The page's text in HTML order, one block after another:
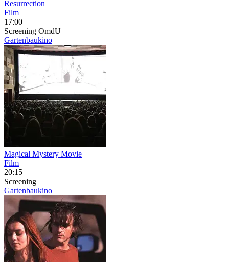
Resurrection
Film
17:00
Screening OmdU
Gartenbaukino
Magical Mystery Movie
Film
20:15
Screening
Gartenbaukino